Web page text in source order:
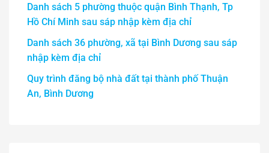
Danh sách 5 phường thuộc quận Bình Thạnh, Tp
Hồ Chí Minh sau sáp nhập kèm địa chỉ
Danh sách 36 phường, xã tại Bình Dương sau sáp
nhập kèm địa chỉ
Quy trình đăng bộ nhà đất tại thành phố Thuận
An, Bình Dương